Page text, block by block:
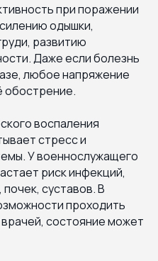
при поражении
одышки,
развитию
Даже если болезнь
любое напряжение
обострение.
воспаления
стресс и
У военнослужащего
риск инфекций,
суставов. В
проходить
состояние может